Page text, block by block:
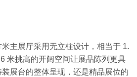
食品集团有限公司
主展厅采用无立柱设计，相当于 1.
米挑高的开阔空间让展品陈列更具
展台的整体呈现，还是精品展位的